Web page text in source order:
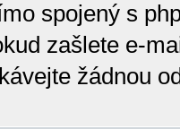
spojený s
zašlete e-
žádnou